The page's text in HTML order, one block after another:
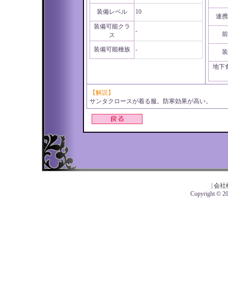
装備レベル 10
装備可能クラ
ス
-
装備可能種族 -
連
地下
【解説】
サンタクロースが着る服。防寒効果が高い。
会社
Copyright ©